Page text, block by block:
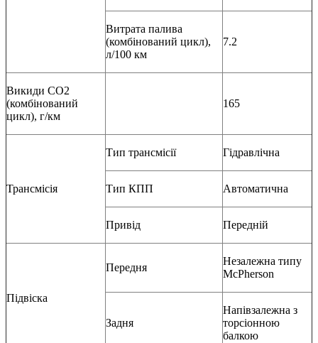
Витрата палива
(комбінований цикл),
л/100 км
7.2
Викиди СО2
(комбінований
цикл), г/км
165
Трансмісія
Тип трансмісії Гідравлічна
Тип КПП Автоматична
Привід Передній
Підвіска
Передня
Незалежна типу
McPherson
Задня
Напівзалежна з
торсіонною
балкою